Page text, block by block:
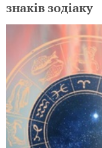
знаків зодіаку